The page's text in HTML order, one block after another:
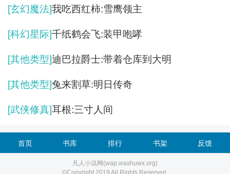
[玄幻魔法]我吃西红柿:雪鹰领主
[科幻星际]千纸鹤会飞:装甲咆哮
[其他类型]迪巴拉爵士:带着仓库到大明
[其他类型]兔来割草:明日传奇
[武侠修真]耳根:三寸人间
首页 书库 排行 书架 反馈
凡人小说网(wap.washuwx.org)